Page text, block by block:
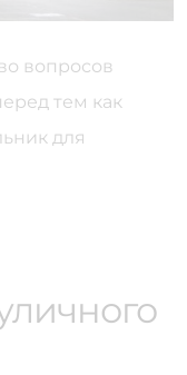
вопросов
тем как
для